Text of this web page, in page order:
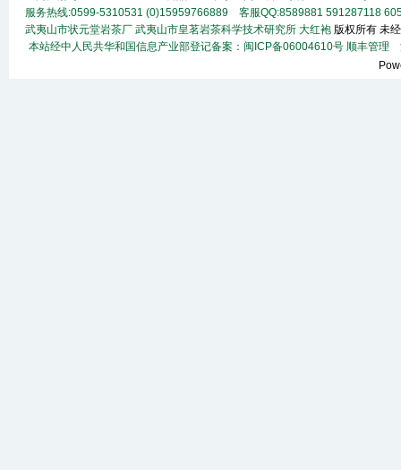
服务热线:0599-5310531 (0)15959766889 客服QQ:8589881 591287118
武夷山市状元堂岩茶厂 武夷山市皇茗岩茶科学技术研究所 大红袍 版权所有 未
本站经中人民共华和国信息产业部登记备案：闽ICP备06004610号 顺丰管理